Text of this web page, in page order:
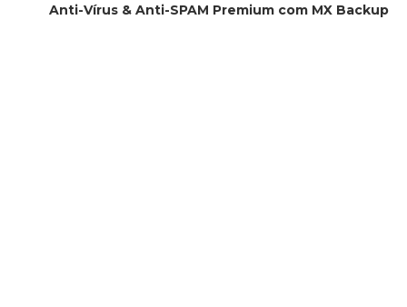
Anti-Vírus & Anti-SPAM Premium com MX Backup